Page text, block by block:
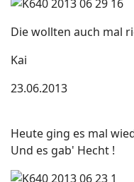
Die wollten auch mal
Kai
23.06.2013
Heute ging es mal
Und es gab' Hecht !